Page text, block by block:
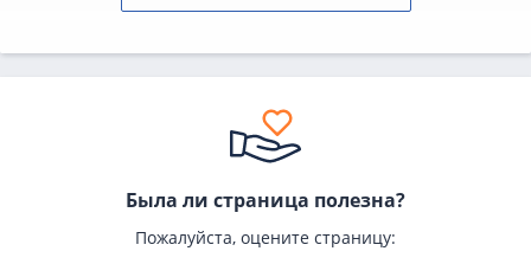
Была ли страница полезна?
Пожалуйста, оцените страницу: